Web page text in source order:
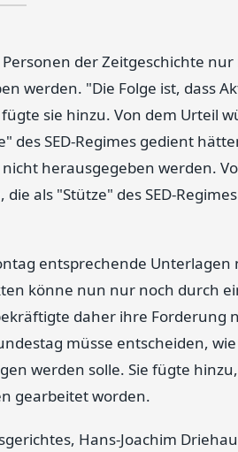
der Zeitgeschichte
werden. "Die Folge ist, dass
sie hinzu. Von dem Urteil
des SED-Regimes gedient
herausgegeben werden.
als "Stütze" des SED-
entsprechende Unterlagen
könne nun nur noch durch
daher ihre Forderung
müsse entscheiden,
werden solle. Sie fügte
gearbeitet worden.
Hans-Joachim